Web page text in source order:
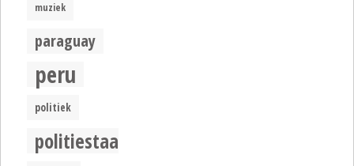
muziek
paraguay
peru
politiek
politiestaat